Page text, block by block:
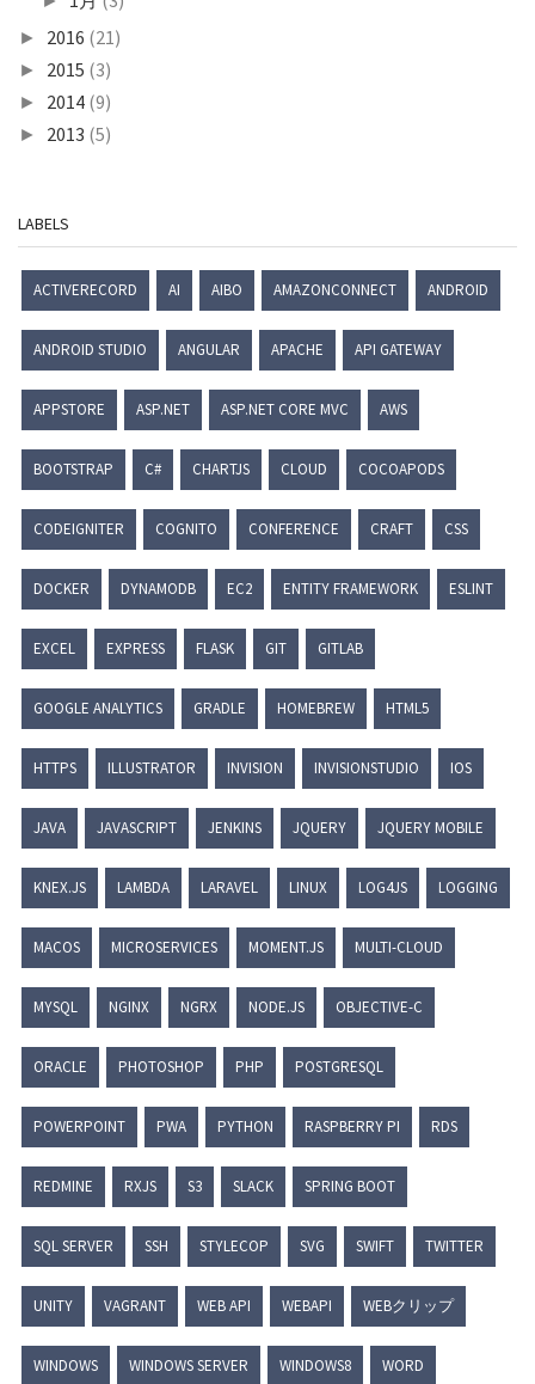
► 2016 (21)
► 2015 (3)
► 2014 (9)
► 2013 (5)
LABELS
ACTIVERECORD AI AIBO AMAZONCONNECT ANDROID
ANDROID STUDIO ANGULAR APACHE API GATEWAY
APPSTORE ASP.NET ASP.NET CORE MVC AWS
BOOTSTRAP C# CHARTJS CLOUD COCOAPODS
CODEIGNITER COGNITO CONFERENCE CRAFT CSS
DOCKER DYNAMODB EC2 ENTITY FRAMEWORK ESLINT
EXCEL EXPRESS FLASK GIT GITLAB
GOOGLE ANALYTICS GRADLE HOMEBREW HTML5
HTTPS ILLUSTRATOR INVISION INVISIONSTUDIO IOS
JAVA JAVASCRIPT JENKINS JQUERY JQUERY MOBILE
KNEX.JS LAMBDA LARAVEL LINUX LOG4JS LOGGING
MACOS MICROSERVICES MOMENT.JS MULTI-CLOUD
MYSQL NGINX NGRX NODE.JS OBJECTIVE-C
ORACLE PHOTOSHOP PHP POSTGRESQL
POWERPOINT PWA PYTHON RASPBERRY PI RDS
REDMINE RXJS S3 SLACK SPRING BOOT
SQL SERVER SSH STYLECOP SVG SWIFT TWITTER
UNITY VAGRANT WEB API WEBAPI WEBクリップ
WINDOWS WINDOWS SERVER WINDOWS8 WORD